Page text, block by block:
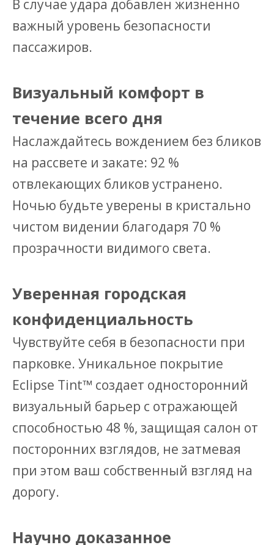
В случае удара добавлен жизненно
важный уровень безопасности
пассажиров.
Визуальный комфорт в
течение всего дня
Наслаждайтесь вождением без бликов
на рассвете и закате: 92 %
отвлекающих бликов устранено.
Ночью будьте уверены в кристально
чистом видении благодаря 70 %
прозрачности видимого света.
Уверенная городская
конфиденциальность
Чувствуйте себя в безопасности при
парковке. Уникальное покрытие
Eclipse Tint™ создает односторонний
визуальный барьер с отражающей
способностью 48 %, защищая салон от
посторонних взглядов, не затмевая
при этом ваш собственный взгляд на
дорогу.
Научно доказанное